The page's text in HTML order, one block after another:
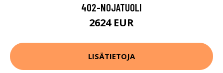
402-NOJATUOLI
2624 EUR
LISÄTIETOJA